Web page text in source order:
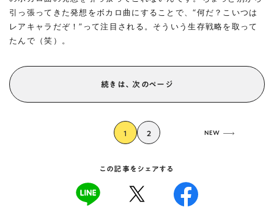
引っ張ってきた発想をボカロ曲にすることで、“何だ？こいつは
レアキャラだぞ！”って注目される。そういう生存戦略を取って
たんで（笑）。
続きは、次のページ
1 2 NEW
この記事をシェアする